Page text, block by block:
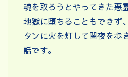
魂を取ろうとやってきた悪
地獄に堕ちることもできず
タンに火を灯して闇夜を歩
話です。